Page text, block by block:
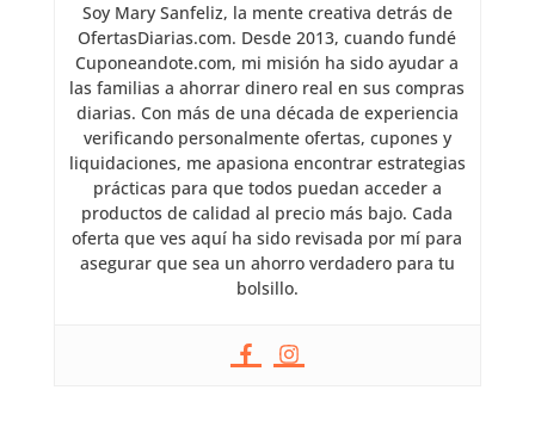
Soy Mary Sanfeliz, la mente creativa detrás de
OfertasDiarias.com. Desde 2013, cuando fundé
Cuponeandote.com, mi misión ha sido ayudar a
las familias a ahorrar dinero real en sus compras
diarias. Con más de una década de experiencia
verificando personalmente ofertas, cupones y
liquidaciones, me apasiona encontrar estrategias
prácticas para que todos puedan acceder a
productos de calidad al precio más bajo. Cada
oferta que ves aquí ha sido revisada por mí para
asegurar que sea un ahorro verdadero para tu
bolsillo.